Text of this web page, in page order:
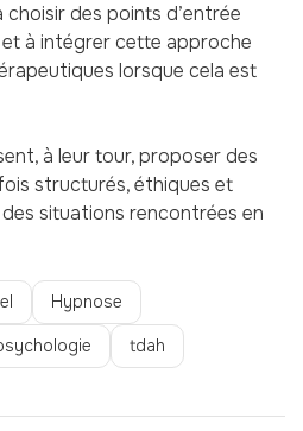
des points d’entrée
et à intégrer cette approche
lorsque cela est
à leur tour, proposer des
structurés, éthiques et
situations rencontrées en
Hypnose
tdah